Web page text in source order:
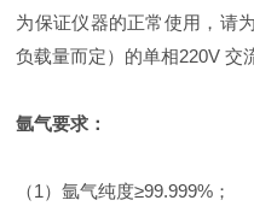
为保证仪器的正常使用，请
负载量而定）的单相220V 交
氩气要求：
（1）氩气纯度≥99.999%；